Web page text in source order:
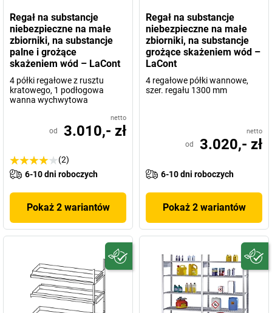
Regał na substancje
niebezpieczne na małe
zbiorniki, na substancje
palne i grożące
skażeniem wód – LaCont
4 półki regałowe z rusztu
kratowego, 1 podłogowa
wanna wychwytowa
netto
od 3.010,- zł
(2)
6-10 dni roboczych
Pokaż 2 wariantów
Regał na substancje
niebezpieczne na małe
zbiorniki, na substancje
grożące skażeniem wód –
LaCont
4 regałowe półki wannowe,
szer. regału 1300 mm
netto
od 3.020,- zł
6-10 dni roboczych
Pokaż 2 wariantów